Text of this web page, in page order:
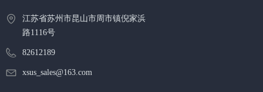
江苏省苏州市昆山市周市镇倪家浜
路1116号
82612189
xsus_sales@163.com